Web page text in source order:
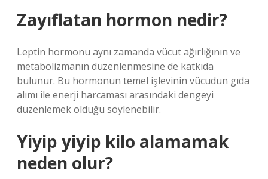
Zayıflatan hormon nedir?
Leptin hormonu aynı zamanda vücut ağırlığının ve
metabolizmanın düzenlenmesine de katkıda
bulunur. Bu hormonun temel işlevinin vücudun gıda
alımı ile enerji harcaması arasındaki dengeyi
düzenlemek olduğu söylenebilir.
Yiyip yiyip kilo alamamak
neden olur?